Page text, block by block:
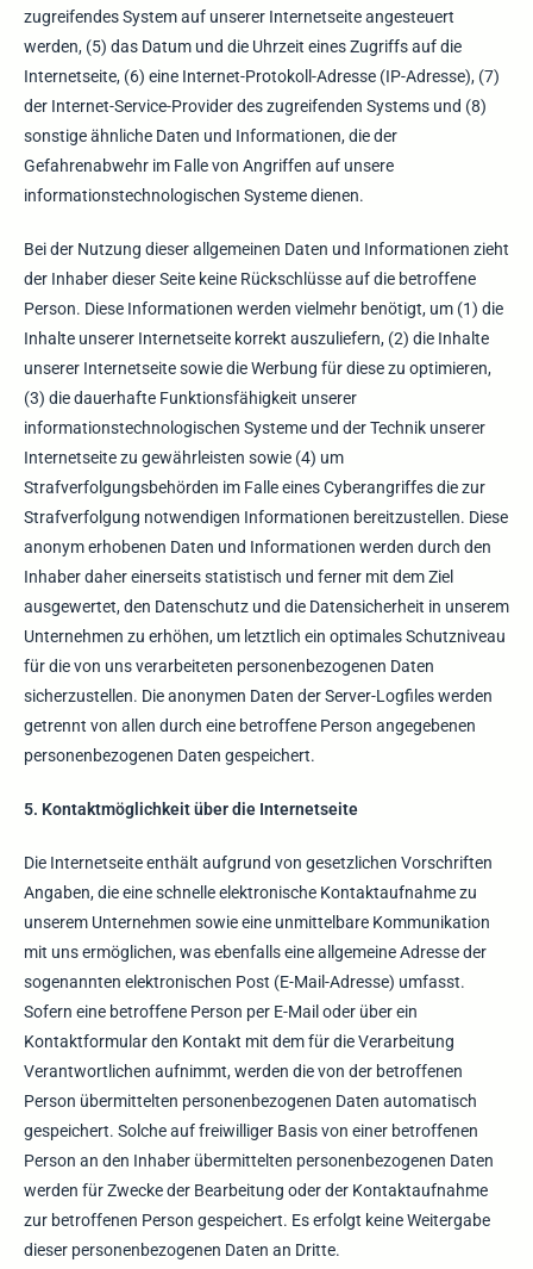
zugreifendes System auf unserer Internetseite angesteuert
werden, (5) das Datum und die Uhrzeit eines Zugriffs auf die
Internetseite, (6) eine Internet-Protokoll-Adresse (IP-Adresse), (7)
der Internet-Service-Provider des zugreifenden Systems und (8)
sonstige ähnliche Daten und Informationen, die der
Gefahrenabwehr im Falle von Angriffen auf unsere
informationstechnologischen Systeme dienen.
Bei der Nutzung dieser allgemeinen Daten und Informationen zieht
der Inhaber dieser Seite keine Rückschlüsse auf die betroffene
Person. Diese Informationen werden vielmehr benötigt, um (1) die
Inhalte unserer Internetseite korrekt auszuliefern, (2) die Inhalte
unserer Internetseite sowie die Werbung für diese zu optimieren,
(3) die dauerhafte Funktionsfähigkeit unserer
informationstechnologischen Systeme und der Technik unserer
Internetseite zu gewährleisten sowie (4) um
Strafverfolgungsbehörden im Falle eines Cyberangriffes die zur
Strafverfolgung notwendigen Informationen bereitzustellen. Diese
anonym erhobenen Daten und Informationen werden durch den
Inhaber daher einerseits statistisch und ferner mit dem Ziel
ausgewertet, den Datenschutz und die Datensicherheit in unserem
Unternehmen zu erhöhen, um letztlich ein optimales Schutzniveau
für die von uns verarbeiteten personenbezogenen Daten
sicherzustellen. Die anonymen Daten der Server-Logfiles werden
getrennt von allen durch eine betroffene Person angegebenen
personenbezogenen Daten gespeichert.
5. Kontaktmöglichkeit über die Internetseite
Die Internetseite enthält aufgrund von gesetzlichen Vorschriften
Angaben, die eine schnelle elektronische Kontaktaufnahme zu
unserem Unternehmen sowie eine unmittelbare Kommunikation
mit uns ermöglichen, was ebenfalls eine allgemeine Adresse der
sogenannten elektronischen Post (E-Mail-Adresse) umfasst.
Sofern eine betroffene Person per E-Mail oder über ein
Kontaktformular den Kontakt mit dem für die Verarbeitung
Verantwortlichen aufnimmt, werden die von der betroffenen
Person übermittelten personenbezogenen Daten automatisch
gespeichert. Solche auf freiwilliger Basis von einer betroffenen
Person an den Inhaber übermittelten personenbezogenen Daten
werden für Zwecke der Bearbeitung oder der Kontaktaufnahme
zur betroffenen Person gespeichert. Es erfolgt keine Weitergabe
dieser personenbezogenen Daten an Dritte.